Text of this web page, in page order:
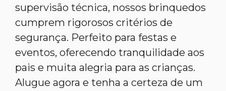
supervisão técnica, nossos brinquedos
cumprem rigorosos critérios de
segurança. Perfeito para festas e
eventos, oferecendo tranquilidade aos
pais e muita alegria para as crianças.
Alugue agora e tenha a certeza de um